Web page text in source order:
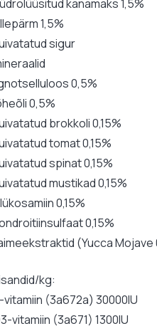
kanamaks 1,5%
1,5%
sigur
0,5%
0,5%
brokkoli 0,15%
tomat 0,15%
spinat 0,15%
mustikad 0,15%
0,15%
0,15%
(Yucca Mojave
kg:
vitamiin (3a672a) 30000IU
vitamiin (3a671) 1300IU